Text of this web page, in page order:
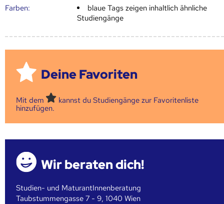
Farben:
blaue Tags zeigen inhaltlich ähnliche
Studiengänge
Deine Favoriten
Mit dem
kannst du Studiengänge zur Favoritenliste
hinzufügen.
Wir beraten dich!
Studien- und MaturantInnenberatung
Taubstummengasse 7 - 9, 1040 Wien